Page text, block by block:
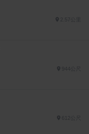
2.57公里
612公尺